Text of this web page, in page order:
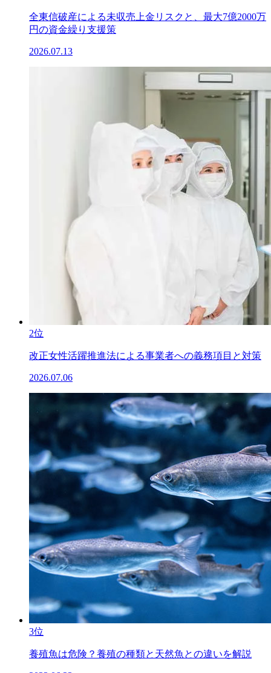
全東信破産による未収売上金リスクと、最大7億2000万
円の資金繰り支援策
2026.07.13
2位
改正女性活躍推進法による事業者への義務項目と対策
2026.07.06
3位
養殖魚は危険？養殖の種類と天然魚との違いを解説